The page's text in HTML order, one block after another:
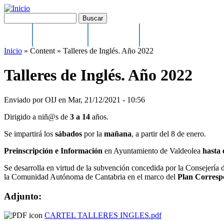
Pasar al contenido principal
Inicio » Content » Talleres de Inglés. Año 2022
Talleres de Inglés. Año 2022
Enviado porOIJ en Mar, 21/12/2021 - 10:56
Dirigido a niñ@s de 3 a 14 años.
Se impartirá los sábados por la mañana, a partir del 8 de enero.
Preinscripción e Información en Ayuntamiento de Valdeolea hasta
Se desarrolla en virtud de la subvención concedida por la
la Comunidad Autónoma de Cantabria en el marco del Plan
Adjunto:
CARTEL TALLERES INGLES.pdf